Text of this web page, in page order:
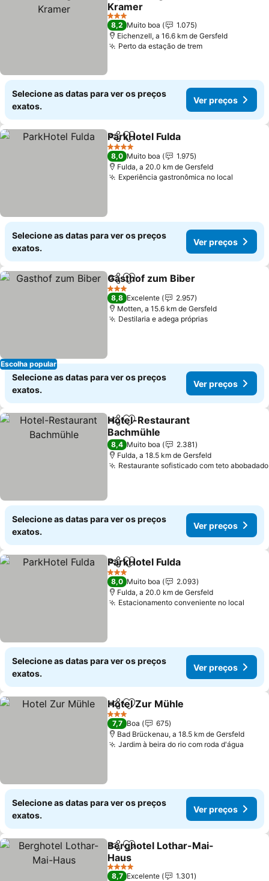
Kramer
Ver preços
3 Estrelas
8,2 Muito boa
1.075
Eichenzell, a 16.6 km de Gersfeld
Perto da estação de tremVer preços
Selecione as datas para ver os preços
exatos.
Ver preços
PartilharAdicionar aos favoritos
ParkHotel Fulda
4 Estrelas
8,0 Muito boa
1.975
Fulda, a 20.0 km de Gersfeld
Experiência gastronômica no local
Selecione as datas para ver os preços
exatos.
Ver preços
Escolha popular
PartilharAdicionar aos favoritos
Gasthof zum Biber
3 Estrelas
8,8 Excelente
2.957
Motten, a 15.6 km de Gersfeld
Destilaria e adega própriasVer preços
Selecione as datas para ver os preços
exatos.
Ver preços
PartilharAdicionar aos favoritos
Hotel-Restaurant
Bachmühle
Ver preços
8,4 Muito boa
2.381
Fulda, a 18.5 km de Gersfeld
Restaurante sofisticado com teto abobadado
Selecione as datas para ver os preços
exatos.
Ver preços
PartilharAdicionar aos favoritos
ParkHotel Fulda
3 Estrelas
8,0 Muito boa
2.093
Fulda, a 20.0 km de Gersfeld
Estacionamento conveniente no local
Selecione as datas para ver os preços
exatos.
Ver preços
PartilharAdicionar aos favoritos
Hotel Zur Mühle
3 Estrelas
7,7 Boa
675
Bad Brückenau, a 18.5 km de Gersfeld
Jardim à beira do rio com roda d'água
Selecione as datas para ver os preços
exatos.
Ver preços
PartilharAdicionar aos favoritos
Berghotel Lothar-Mai-
Haus
Ver preços
4 Estrelas
8,7 Excelente
1.301